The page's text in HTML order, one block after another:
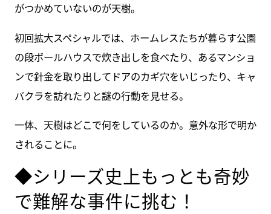
がつかめていないのが天樹。
初回拡大スペシャルでは、ホームレスたちが暮らす公園
の段ボールハウスで炊き出しを食べたり、あるマンショ
ンで針金を取り出してドアのカギ穴をいじったり、キャ
バクラを訪れたりと謎の行動を見せる。
一体、天樹はどこで何をしているのか。意外な形で明か
されることに。
◆シリーズ史上もっとも奇妙
で難解な事件に挑む！